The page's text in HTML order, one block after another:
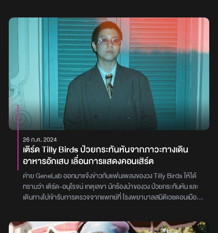
ออกมาเปิดเผยรายละเอียดกิจกรรมดังกล่าวผ่านโซเชียลมีเดียว่า พวก
เขากำลังจะมีคอนเสิร์ตเดี่ยวอีกครั้งกับ The Concert Application
presents Three Man Down ‘BASIC TOUR’ แต่รอบนี้จะพิเศษกว่า
ครั้งไหน ๆ เพราะ 4 สมาชิกวง Three Man Down จะออกเดินทางไป
ทำการแสดงสดสุดมัน บนเวทีและโปรดักชันยิ่งใหญ่ พร้อมพบปะกับ
‘ชาวเมือง’ ถึงที่ครบทั้ง 4 ภาคในประเทศไทย เหนือ, อิสาน, ตะวันออก
และ ใต้• ภาคเหนือ วันที่ 22 มิถุนายน 2567ณ เชียงใหม่ฮอลล์
ศูนย์การค้าเซ็นทรัล เชียงใหม่ แอร์พอร์ต• ภาคตะวันออกเฉียงเหนือ วัน
ที่ 6 กรกฎาคม 2567ณ ขอนแก่นฮอลล์ ชั้น 5 ศูนย์การค้าเซ็นทรัล
ขอนแก่น• ภาคตะวันออก วันที่ 13 กรกฎาคม 2567ณ ศรีราชาฮอลล์
ชั้น 4 ศูนย์การค้าเซ็นทรัล ศรีราชา• ภาคใต้ วันที่ 20 กรกฎาคม
2567ณ หาดใหญ่ฮอลล์ ชั้น 5 ศูนย์การค้าเซ็นทรัล หาดใหญ่และจะมี
การเปิดจำหน่ายบัตรอย่างเป็นทางการ 30 พฤษภาคมนี้เวลา 12.00 น.
ทาง The Concert Application หรือเว็บไซต์ The Concert บัตรยืน
ราคาเดียว 2,000 บาท *ราคานี้ยังไม่รวมค่าธรรมเนียม และค่าบริการ
‘ชาวเมือง’ เตรียมพร้อมซ้อมร้องเพลงไว้ แล้วไปสนุกกับโชว์สุดมันจาก
Three Man Down กันได้ภาพ : Gene Lab
26 ก.ค. 2024
เติร์ด Tilly Birds ป่วยกระทันหันจากภาวะทางเดิน
อาหารอักเสบ เลื่อนการแสดงคอนเสิร์ต
ค่าย GeneLab ออกมาแจ้งข่าวกับแฟนเพลงของวง Tilly Birds ให้ได้
ทราบว่า เติร์ด-อนุโรจน์ เกตุเลขา นักร้องนำของวง ป่วยกระทันหัน และ
เดินทางไปเข้ารับการตรวจจากแพทย์ที่ โรงพยาบาลสมิติเวชดอนเมือง
พยาบาลทันที ทำให้กระทบกับตารางการแสดงคอนเสิร์ตที่วางไว้ในช่วง
วันที่ 26-27 สิงหาคมนี้“ทางค่าย GeneLab ขอแจ้งให้ทราบว่า เติร์ด-